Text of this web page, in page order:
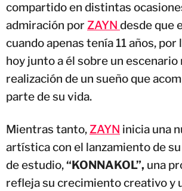
compartido en distintas
admiración por ZAYN desde que
cuando apenas tenía 11 años, por
hoy junto a él sobre un
realización de un sueño que
parte de su vida.
Mientras tanto,ZAYN inicia una
artística con el lanzamiento de
de estudio,“KONNAKOL”, una
refleja su crecimiento creativo y